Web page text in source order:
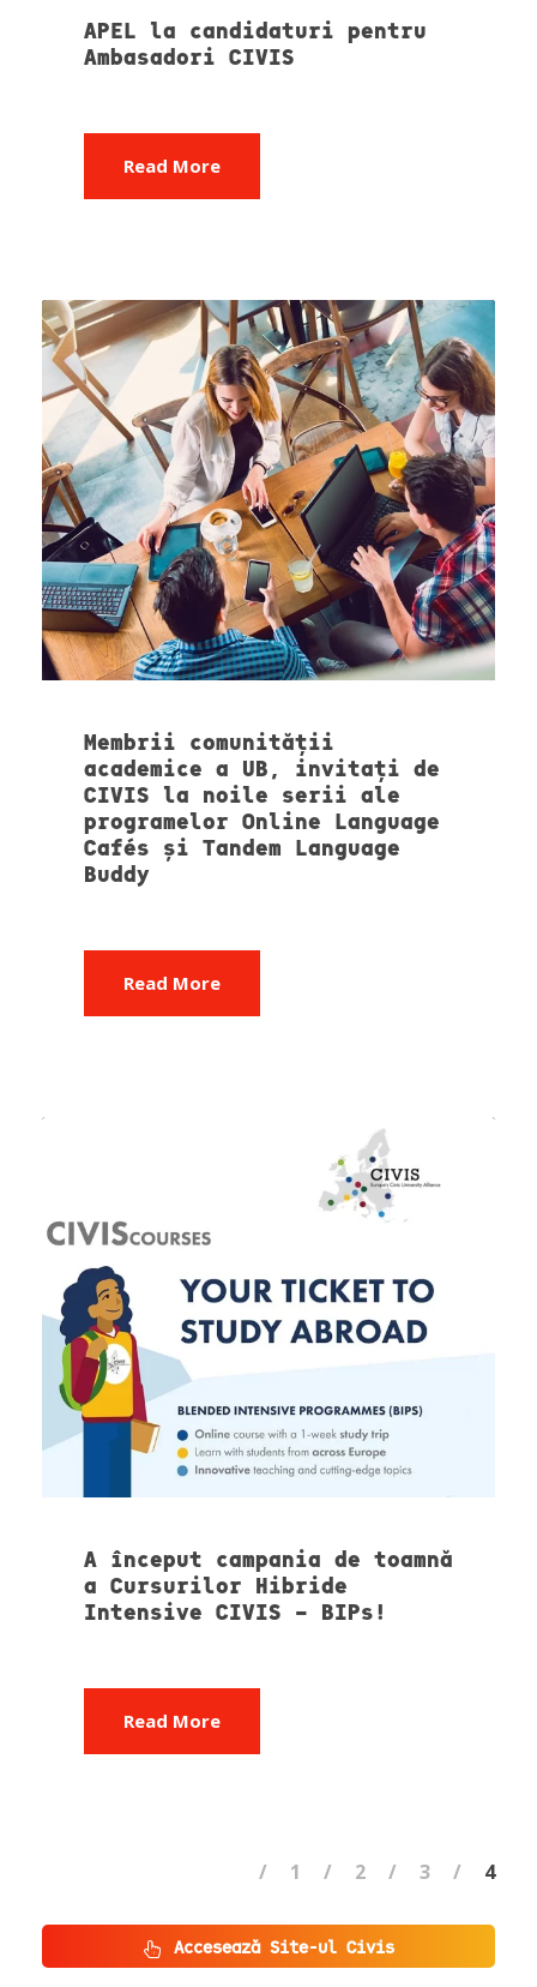
APEL la candidaturi pentru
Ambasadori CIVIS
Read More
Membrii comunității
academice a UB, invitați de
CIVIS la noile serii ale
programelor Online Language
Cafés și Tandem Language
Buddy
Read More
A început campania de toamnă
a Cursurilor Hibride
Intensive CIVIS – BIPs!
Read More
1 2 3 4
Accesează Site-ul Civis